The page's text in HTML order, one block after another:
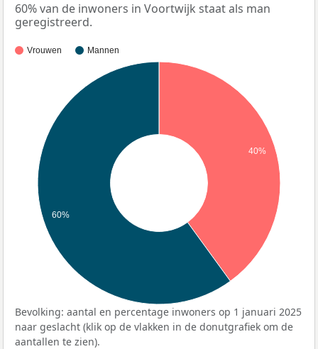
60% van de inwoners in Voortwijk staat als man
geregistreerd.
Vrouwen Mannen
40%
60%
Bevolking: aantal en percentage inwoners op 1 januari 2025
naar geslacht (klik op de vlakken in de donutgrafiek om de
aantallen te zien).